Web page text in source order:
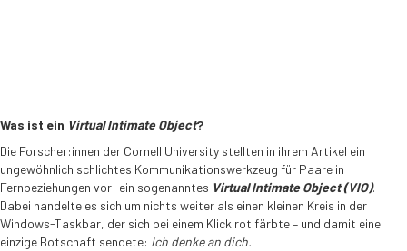
Was ist ein Virtual Intimate Object?
Die Forscher:innen der Cornell University stellten in ihrem Artikel ein
ungewöhnlich schlichtes Kommunikationswerkzeug für Paare in
Fernbeziehungen vor: ein sogenanntes Virtual Intimate Object (VIO).
Dabei handelte es sich um nichts weiter als einen kleinen Kreis in der
Windows-Taskbar, der sich bei einem Klick rot färbte – und damit eine
einzige Botschaft sendete: Ich denke an dich.